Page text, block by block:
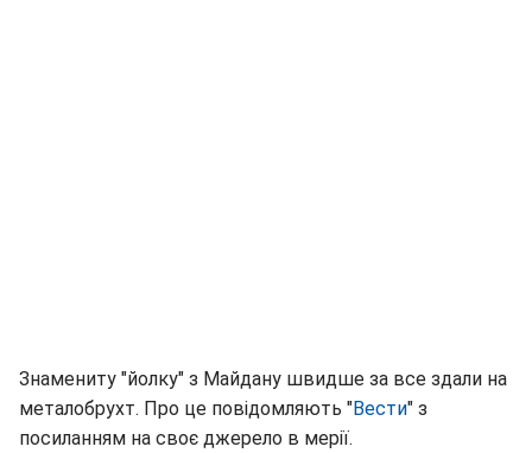
Знамениту "йолку" з Майдану швидше за все здали на
металобрухт. Про це повідомляють "Вести" з
посиланням на своє джерело в мерії.